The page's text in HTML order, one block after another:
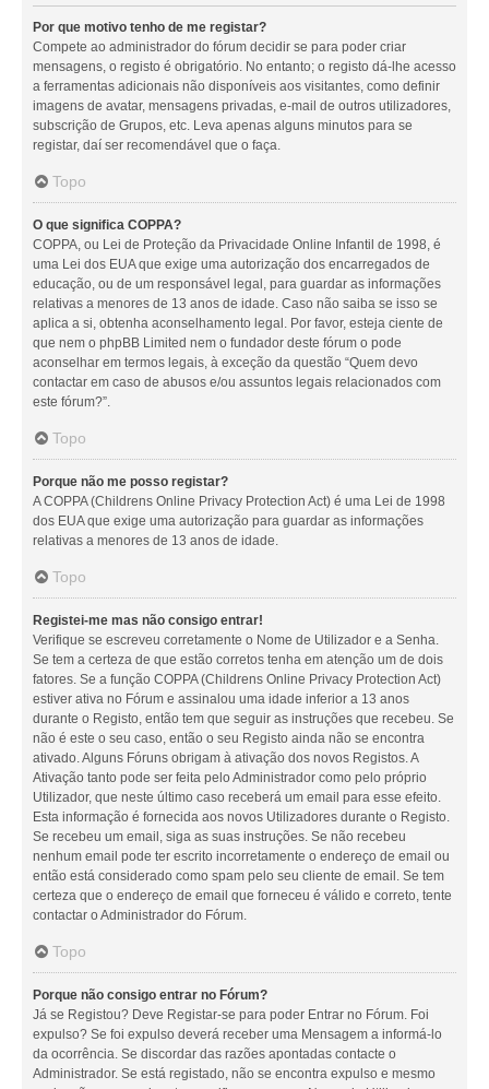
Por que motivo tenho de me registar?
Compete ao administrador do fórum decidir se para poder criar
mensagens, o registo é obrigatório. No entanto; o registo dá-lhe acesso
a ferramentas adicionais não disponíveis aos visitantes, como definir
imagens de avatar, mensagens privadas, e-mail de outros utilizadores,
subscrição de Grupos, etc. Leva apenas alguns minutos para se
registar, daí ser recomendável que o faça.
Topo
O que significa COPPA?
COPPA, ou Lei de Proteção da Privacidade Online Infantil de 1998, é
uma Lei dos EUA que exige uma autorização dos encarregados de
educação, ou de um responsável legal, para guardar as informações
relativas a menores de 13 anos de idade. Caso não saiba se isso se
aplica a si, obtenha aconselhamento legal. Por favor, esteja ciente de
que nem o phpBB Limited nem o fundador deste fórum o pode
aconselhar em termos legais, à exceção da questão “Quem devo
contactar em caso de abusos e/ou assuntos legais relacionados com
este fórum?”.
Topo
Porque não me posso registar?
A COPPA (Childrens Online Privacy Protection Act) é uma Lei de 1998
dos EUA que exige uma autorização para guardar as informações
relativas a menores de 13 anos de idade.
Topo
Registei-me mas não consigo entrar!
Verifique se escreveu corretamente o Nome de Utilizador e a Senha.
Se tem a certeza de que estão corretos tenha em atenção um de dois
fatores. Se a função COPPA (Childrens Online Privacy Protection Act)
estiver ativa no Fórum e assinalou uma idade inferior a 13 anos
durante o Registo, então tem que seguir as instruções que recebeu. Se
não é este o seu caso, então o seu Registo ainda não se encontra
ativado. Alguns Fóruns obrigam à ativação dos novos Registos. A
Ativação tanto pode ser feita pelo Administrador como pelo próprio
Utilizador, que neste último caso receberá um email para esse efeito.
Esta informação é fornecida aos novos Utilizadores durante o Registo.
Se recebeu um email, siga as suas instruções. Se não recebeu
nenhum email pode ter escrito incorretamente o endereço de email ou
então está considerado como spam pelo seu cliente de email. Se tem
certeza que o endereço de email que forneceu é válido e correto, tente
contactar o Administrador do Fórum.
Topo
Porque não consigo entrar no Fórum?
Já se Registou? Deve Registar-se para poder Entrar no Fórum. Foi
expulso? Se foi expulso deverá receber uma Mensagem a informá-lo
da ocorrência. Se discordar das razões apontadas contacte o
Administrador. Se está registado, não se encontra expulso e mesmo